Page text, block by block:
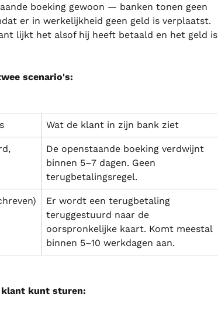
boeking gewoon — banken tonen geen
er in werkelijkheid geen geld is verplaatst.
lijkt het alsof hij heeft betaald en het geld is
scenario's:
Wat de klant in zijn bank ziet
De openstaande boeking verdwijnt
binnen 5–7 dagen. Geen
terugbetalingsregel.
Er wordt een terugbetaling
teruggestuurd naar de
oorspronkelijke kaart. Komt meestal
binnen 5–10 werkdagen aan.
klant kunt sturen: